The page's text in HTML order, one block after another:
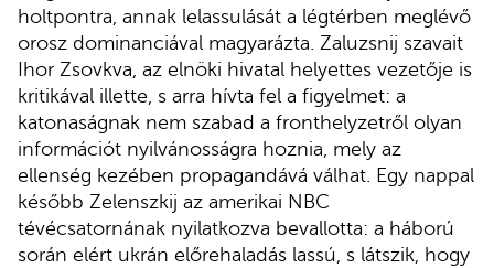
holtpontra, annak lelassulását a légtérben meglévő
orosz dominanciával magyarázta. Zaluzsnij szavait
Ihor Zsovkva, az elnöki hivatal helyettes vezetője is
kritikával illette, s arra hívta fel a figyelmet: a
katonaságnak nem szabad a fronthelyzetről olyan
információt nyilvánosságra hoznia, mely az
ellenség kezében propagandává válhat. Egy nappal
később Zelenszkij az amerikai NBC
tévécsatornának nyilatkozva bevallotta: a háború
során elért ukrán előrehaladás lassú, s látszik, hogy